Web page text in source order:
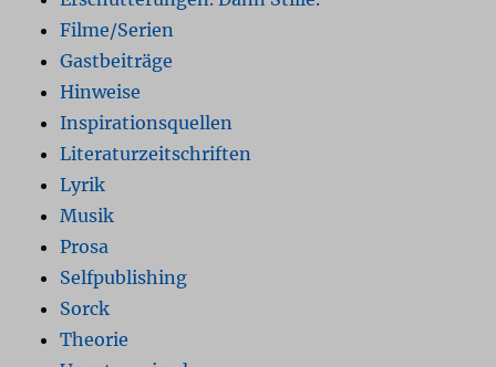
Filme/Serien
Gastbeiträge
Hinweise
Inspirationsquellen
Literaturzeitschriften
Lyrik
Musik
Prosa
Selfpublishing
Sorck
Theorie